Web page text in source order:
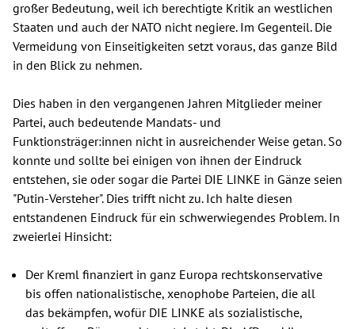
großer Bedeutung, weil ich berechtigte Kritik an westlichen
Staaten und auch der NATO nicht negiere. Im Gegenteil. Die
Vermeidung von Einseitigkeiten setzt voraus, das ganze Bild
in den Blick zu nehmen.
Dies haben in den vergangenen Jahren Mitglieder meiner
Partei, auch bedeutende Mandats- und
Funktionsträger:innen nicht in ausreichender Weise getan. So
konnte und sollte bei einigen von ihnen der Eindruck
entstehen, sie oder sogar die Partei DIE LINKE in Gänze seien
"Putin-Versteher". Dies trifft nicht zu. Ich halte diesen
entstandenen Eindruck für ein schwerwiegendes Problem. In
zweierlei Hinsicht:
Der Kreml finanziert in ganz Europa rechtskonservative
bis offen nationalistische, xenophobe Parteien, die all
das bekämpfen, wofür DIE LINKE als sozialistische,